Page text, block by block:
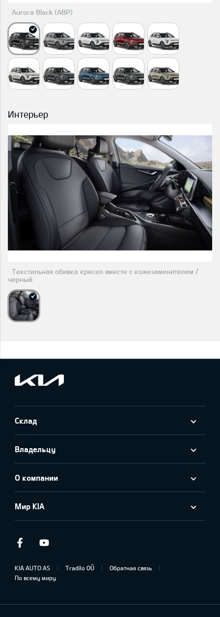
Aurora Black (ABP)
Интерьер
Текстильная обивка кресел вместе с кожезаменителем /
черный
Склад
Владельцу
О компании
Мир KIA
Facebook
KIA AUTO AS Tradilo OÜ
Обратная связь
По всему миру